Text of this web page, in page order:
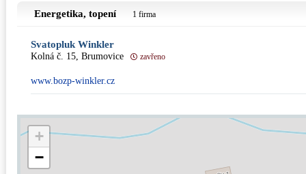
Energetika, topení 1 firma
Svatopluk Winkler
Kolná č. 15, Brumovice zavřeno
www.bozp-winkler.cz
+
−